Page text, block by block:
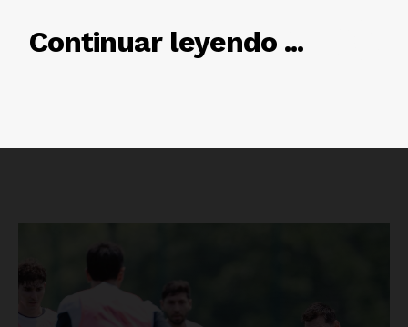
Continuar leyendo ...
RELACIONADO